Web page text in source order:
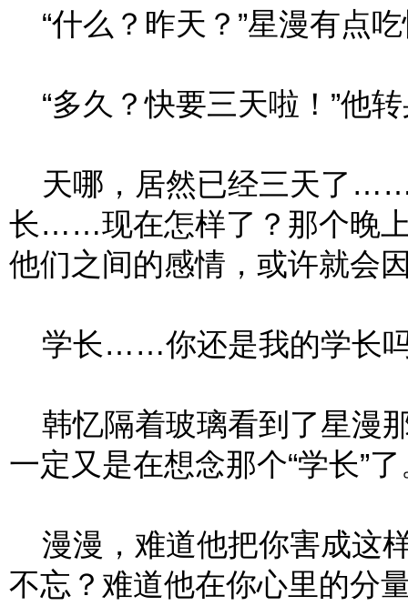
“什么？昨天？”星漫有点
“多久？快要三天啦！”他
天哪，居然已经三天了……
长……现在怎样了？那个晚
他们之间的感情，或许就
学长……你还是我的学长
韩忆隔着玻璃看到了星漫
一定又是在想念那个“学长”
漫漫，难道他把你害成这
不忘？难道他在你心里的分